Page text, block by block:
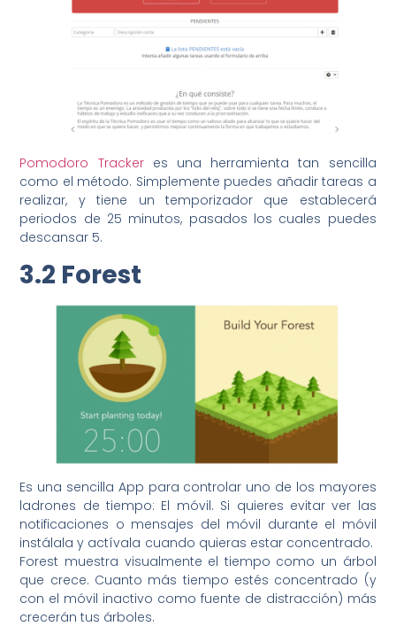
Pomodoro Trackeres una herramienta tan sencilla
como el método. Simplemente puedes añadir tareas a
realizar, y tiene un temporizador que establecerá
periodos de 25 minutos, pasados los cuales puedes
descansar 5.
3.2 Forest
Es una sencilla App para controlar uno de los mayores
ladrones de tiempo: El móvil. Si quieres evitar ver las
notificaciones o mensajes del móvil durante el móvil
instálala y actívala cuando quieras estar concentrado.
Forest muestra visualmente el tiempo como un árbol
que crece. Cuanto más tiempo estés concentrado (y
con el móvil inactivo como fuente de distracción) más
crecerán tus árboles.